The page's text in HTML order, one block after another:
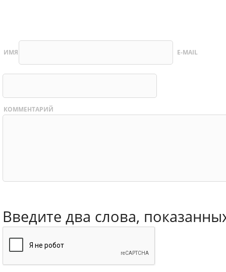
ИМЯ E-MAIL
КОММЕНТАРИЙ
Введите два слова,